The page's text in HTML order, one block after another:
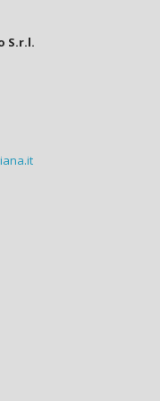
S.r.l.